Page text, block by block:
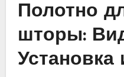
Полотно
шторы:
Установка